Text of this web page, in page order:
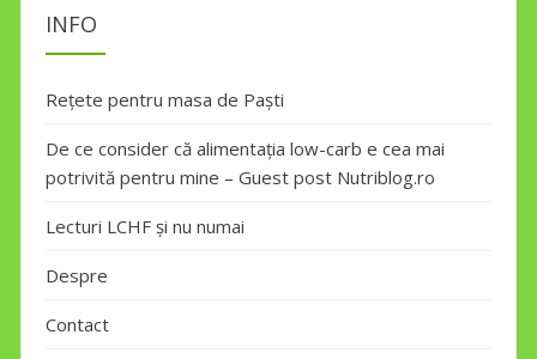
INFO
Rețete pentru masa de Paști
De ce consider că alimentația low-carb e cea mai
potrivită pentru mine – Guest post Nutriblog.ro
Lecturi LCHF și nu numai
Despre
Contact